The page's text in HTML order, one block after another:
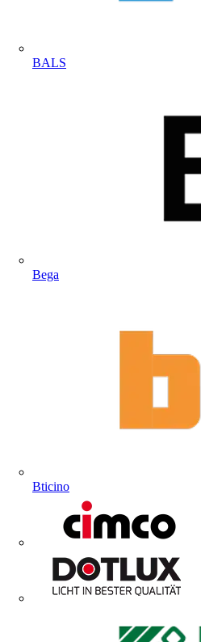
BALS
Bega
Bticino